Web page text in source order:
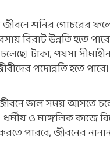
শনির গোচরের
বিরাট উন্নতি হতে
টাকা, পয়সা
পদোন্নতি হতে পারে।
ভাল সময় আসতে
ও মাঙ্গলিক কাজে
পারবে, জীবনের